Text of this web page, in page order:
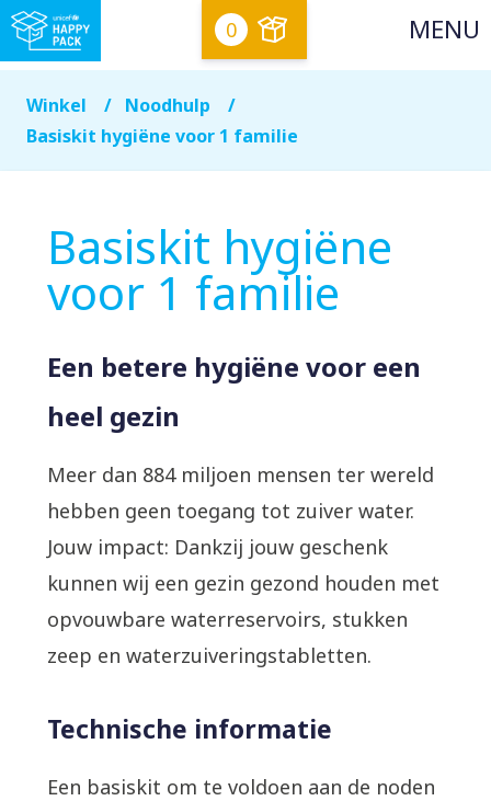
0
Winkel
Noodhulp
Basiskit hygiëne voor 1 familie
Basiskit hygiëne
voor 1 familie
Een betere hygiëne voor een
heel gezin
Meer dan 884 miljoen mensen ter wereld
hebben geen toegang tot zuiver water.
Jouw impact: Dankzij jouw geschenk
kunnen wij een gezin gezond houden met
opvouwbare waterreservoirs, stukken
zeep en waterzuiveringstabletten.
Technische informatie
Een basiskit om te voldoen aan de noden